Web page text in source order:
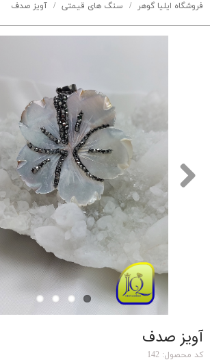
فروشگاه ایلیا گوهر سنگ های قیمتی آویز صدف
آویز صدف
کد محصول: 142